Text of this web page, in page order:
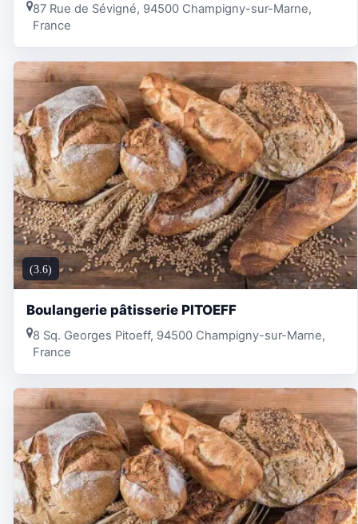
87 Rue de Sévigné, 94500 Champigny-sur-Marne,
France
(3.6)
Boulangerie pâtisserie PITOEFF
8 Sq. Georges Pitoeff, 94500 Champigny-sur-Marne,
France